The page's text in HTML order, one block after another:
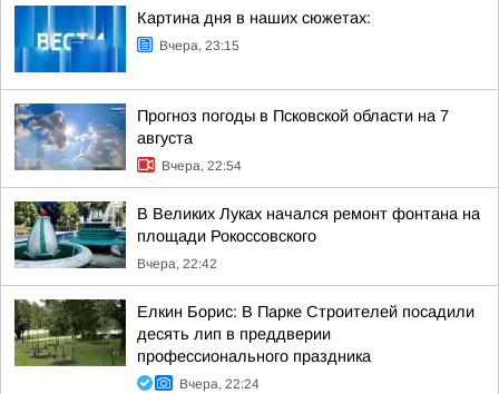
Картина дня в наших сюжетах:
Вчера, 23:15
Прогноз погоды в Псковской области на 7
августа
Вчера, 22:54
В Великих Луках начался ремонт фонтана на
площади Рокоссовского
Вчера, 22:42
Елкин Борис: В Парке Строителей посадили
десять лип в преддверии
профессионального праздника
Вчера, 22:24